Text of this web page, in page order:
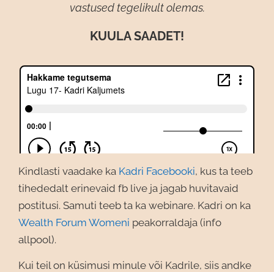
vastused tegelikult olemas.
KUULA SAADET!
Kindlasti vaadake ka Kadri Facebooki, kus ta teeb
tihededalt erinevaid fb live ja jagab huvitavaid
postitusi. Samuti teeb ta ka webinare. Kadri on ka
Wealth Forum Womeni peakorraldaja (info
allpool).
Kui teil on küsimusi minule või Kadrile, siis andke